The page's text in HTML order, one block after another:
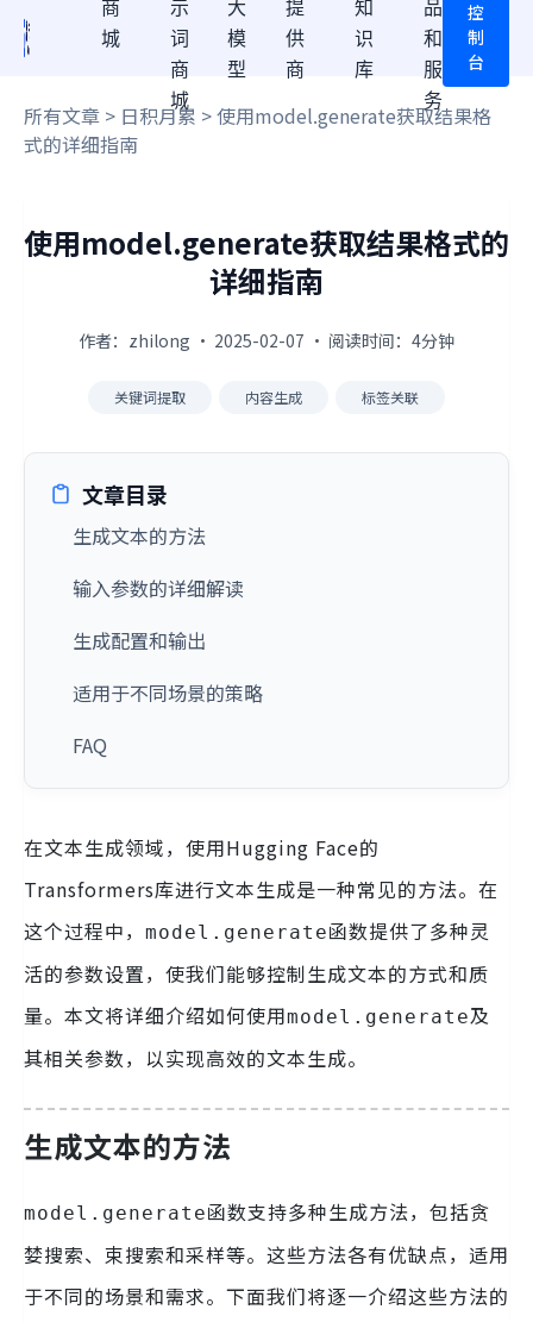
商
城
示
词
商
城
大
模
型
提
供
商
知
识
库
品
和
服
务
控
制
台
所有文章 > 日积月累 > 使用model.generate获取结果格
式的详细指南
使用model.generate获取结果格式的
详细指南
作者：zhilong · 2025-02-07 · 阅读时间：4分钟
关键词提取 内容生成 标签关联
文章目录
生成文本的方法
输入参数的详细解读
生成配置和输出
适用于不同场景的策略
FAQ
在文本生成领域，使用Hugging Face的
Transformers库进行文本生成是一种常见的方法。在
这个过程中，
model.generate函数提供了多种灵
活的参数设置，使我们能够控制生成文本的方式和质
量。本文将详细介绍如何使用model.generate及
其相关参数，以实现高效的文本生成。
生成文本的方法
model.generate函数支持多种生成方法，包括贪
婪搜索、束搜索和采样等。这些方法各有优缺点，适用
于不同的场景和需求。下面我们将逐一介绍这些方法的